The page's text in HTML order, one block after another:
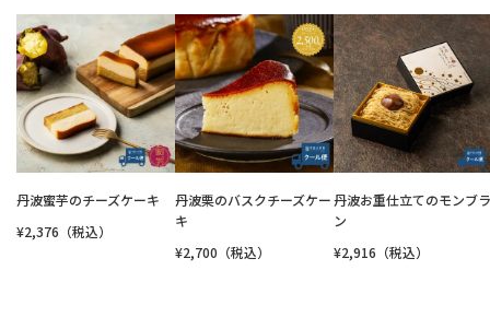
丹波蜜芋のチーズケーキ
¥2,376（税込）
丹波栗のバスクチーズケー
キ
¥2,700（税込）
丹波お重仕立てのモンブラ
ン
¥2,916（税込）